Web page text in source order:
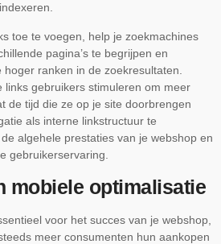
toe te voegen, help je zoekmachines
pagina’s te begrijpen en
ranken in de zoekresultaten.
links gebruikers stimuleren om meer
de tijd die ze op je site doorbrengen
als interne linkstructuur te
algehele prestaties van je webshop en
gebruikerservaring.
mobiele optimalisatie
voor het succes van je webshop,
meer consumenten hun aankopen